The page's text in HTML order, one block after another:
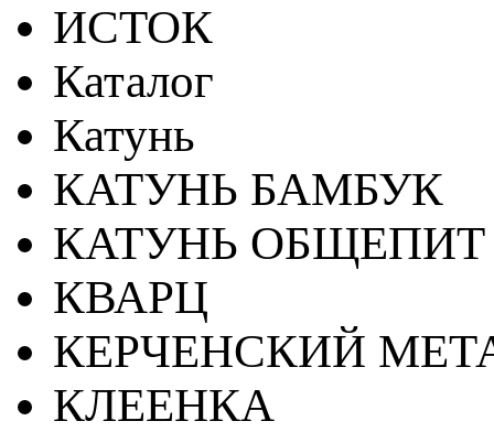
ИСТОК
Каталог
Катунь
КАТУНЬ БАМБУК
КАТУНЬ ОБЩЕПИТ
КВАРЦ
КЕРЧЕНСКИЙ
КЛЕЕНКА